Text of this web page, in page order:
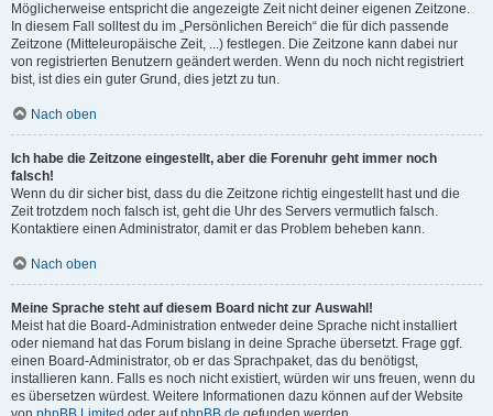
Möglicherweise entspricht die angezeigte Zeit nicht deiner eigenen Zeitzone.
In diesem Fall solltest du im „Persönlichen Bereich“ die für dich passende
Zeitzone (Mitteleuropäische Zeit, ...) festlegen. Die Zeitzone kann dabei nur
von registrierten Benutzern geändert werden. Wenn du noch nicht registriert
bist, ist dies ein guter Grund, dies jetzt zu tun.
Nach oben
Ich habe die Zeitzone eingestellt, aber die Forenuhr geht immer noch
falsch!
Wenn du dir sicher bist, dass du die Zeitzone richtig eingestellt hast und die
Zeit trotzdem noch falsch ist, geht die Uhr des Servers vermutlich falsch.
Kontaktiere einen Administrator, damit er das Problem beheben kann.
Nach oben
Meine Sprache steht auf diesem Board nicht zur Auswahl!
Meist hat die Board-Administration entweder deine Sprache nicht installiert
oder niemand hat das Forum bislang in deine Sprache übersetzt. Frage ggf.
einen Board-Administrator, ob er das Sprachpaket, das du benötigst,
installieren kann. Falls es noch nicht existiert, würden wir uns freuen, wenn du
es übersetzen würdest. Weitere Informationen dazu können auf der Website